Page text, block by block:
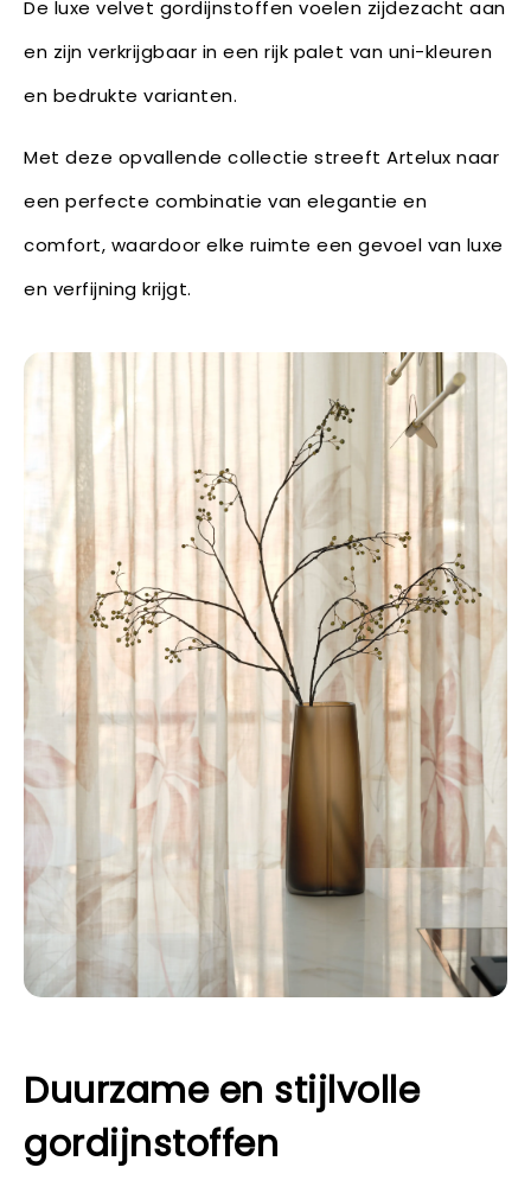
De luxe velvet gordijnstoffen voelen zijdezacht aan
en zijn verkrijgbaar in een rijk palet van uni-kleuren
en bedrukte varianten.
Met deze opvallende collectie streeft Artelux naar
een perfecte combinatie van elegantie en
comfort, waardoor elke ruimte een gevoel van luxe
en verfijning krijgt.
Duurzame en stijlvolle
gordijnstoffen